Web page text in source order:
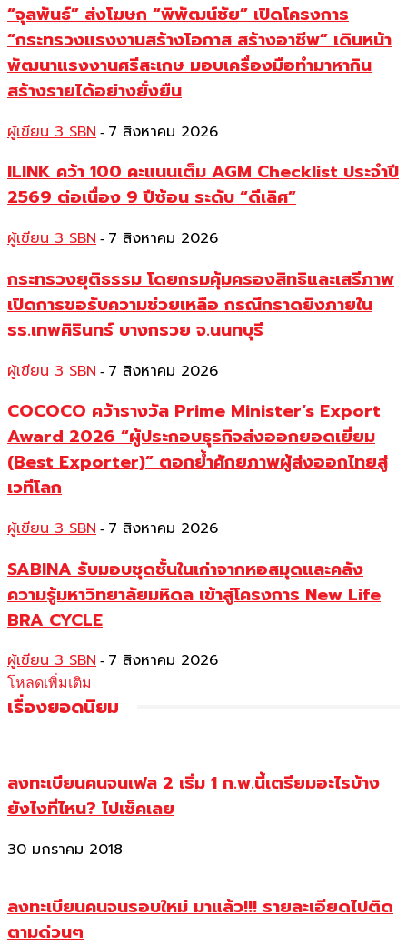
“จุลพันธ์” ส่งโฆษก “พิพัฒน์ชัย” เปิดโครงการ
“กระทรวงแรงงานสร้างโอกาส สร้างอาชีพ” เดินหน้า
พัฒนาแรงงานศรีสะเกษ มอบเครื่องมือทำมาหากิน
สร้างรายได้อย่างยั่งยืน
ผู้เขียน 3 SBN - 7 สิงหาคม 2026
ILINK คว้า 100 คะแนนเต็ม AGM Checklist ประจำปี
2569 ต่อเนื่อง 9 ปีซ้อน ระดับ “ดีเลิศ”
ผู้เขียน 3 SBN - 7 สิงหาคม 2026
กระทรวงยุติธรรม โดยกรมคุ้มครองสิทธิและเสรีภาพ
เปิดการขอรับความช่วยเหลือ กรณีกราดยิงภายใน
รร.เทพศิรินทร์ บางกรวย จ.นนทบุรี
ผู้เขียน 3 SBN - 7 สิงหาคม 2026
COCOCO คว้ารางวัล Prime Minister’s Export
Award 2026 “ผู้ประกอบธุรกิจส่งออกยอดเยี่ยม
(Best Exporter)” ตอกย้ำศักยภาพผู้ส่งออกไทยสู่
เวทีโลก
ผู้เขียน 3 SBN - 7 สิงหาคม 2026
SABINA รับมอบชุดชั้นในเก่าจากหอสมุดและคลัง
ความรู้มหาวิทยาลัยมหิดล เข้าสู่โครงการ New Life
BRA CYCLE
ผู้เขียน 3 SBN - 7 สิงหาคม 2026
โหลดเพิ่มเติม
เรื่องยอดนิยม
ลงทะเบียนคนจนเฟส 2 เริ่ม 1 ก.พ.นี้เตรียมอะไรบ้าง
ยังไงที่ไหน? ไปเช็คเลย
30 มกราคม 2018
ลงทะเบียนคนจนรอบใหม่ มาแล้ว!!! รายละเอียดไปติด
ตามด่วนๆ